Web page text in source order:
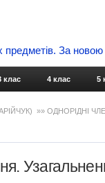
предметів. За
клас 4 клас 5
»» ОДНОРІДНІ